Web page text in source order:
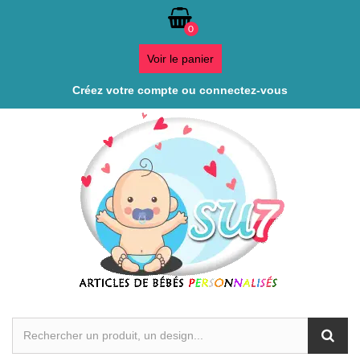
0
Voir le panier
Créez votre compte ou connectez-vous